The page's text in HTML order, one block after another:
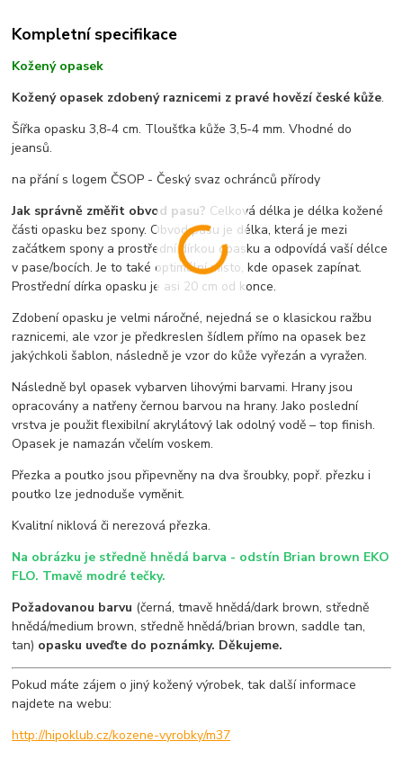
Kompletní specifikace
Kožený opasek
Kožený opasek zdobený raznicemi z pravé hovězí české kůže.
Šířka opasku 3,8-4 cm. Tloušťka kůže 3,5-4 mm. Vhodné do
jeansů.
na přání s logem ČSOP - Český svaz ochránců přírody
Jak správně změřit obvod pasu? Celková délka je délka kožené
části opasku bez spony. Obvod pasu je délka, která je mezi
začátkem spony a prostřední dírkou opasku a odpovídá vaší délce
v pase/bocích. Je to také optimální místo, kde opasek zapínat.
Prostřední dírka opasku je asi 20 cm od konce.
Zdobení opasku je velmi náročné, nejedná se o klasickou ražbu
raznicemi, ale vzor je předkreslen šídlem přímo na opasek bez
jakýchkoli šablon, následně je vzor do kůže vyřezán a vyražen.
Následně byl opasek vybarven lihovými barvami. Hrany jsou
opracovány a natřeny černou barvou na hrany. Jako poslední
vrstva je použit flexibilní akrylátový lak odolný vodě – top finish.
Opasek je namazán včelím voskem.
Přezka a poutko jsou připevněny na dva šroubky, popř. přezku i
poutko lze jednoduše vyměnit.
Kvalitní niklová či nerezová přezka.
Na obrázku je středně hnědá barva - odstín Brian brown EKO
FLO. Tmavě modré tečky.
Požadovanou barvu (černá, tmavě hnědá/dark brown, středně
hnědá/medium brown, středně hnědá/brian brown, saddle tan,
tan) opasku uveďte do poznámky. Děkujeme.
Pokud máte zájem o jiný kožený výrobek, tak další informace
najdete na webu:
http://hipoklub.cz/kozene-vyrobky/m37